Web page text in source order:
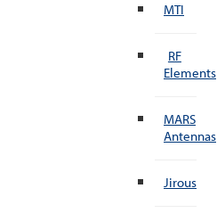
MTI
RF
Elements
MARS
Antennas
Jirous